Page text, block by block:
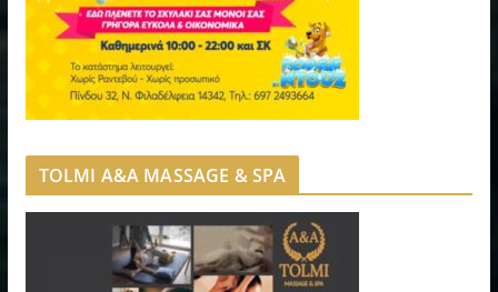
TOLMI A&A MASSAGE & SPA